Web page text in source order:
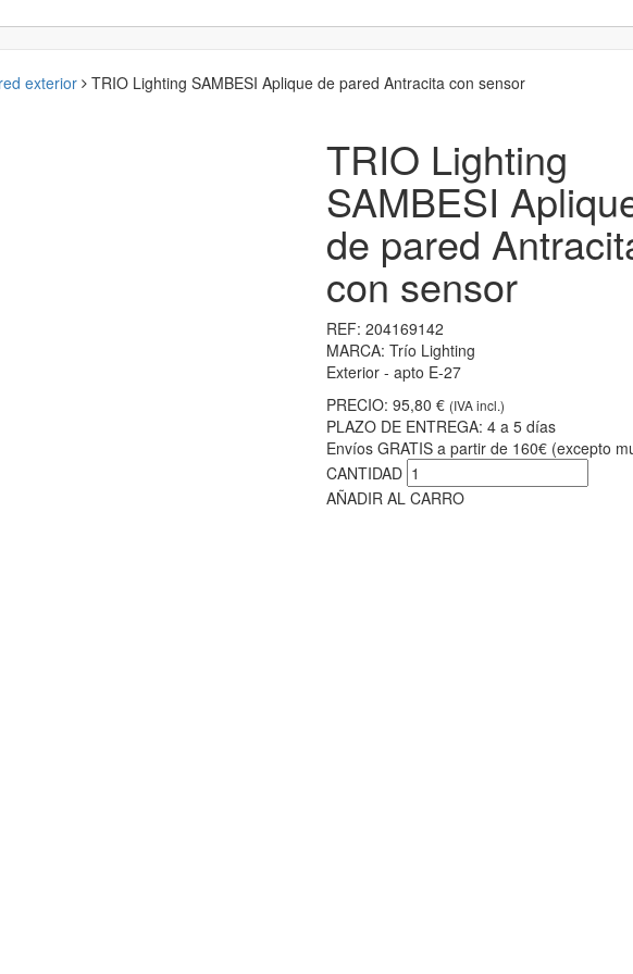
exterior TRIO Lighting SAMBESI Aplique de pared Antracita con sensor
TRIO Lighting
SAMBESI
de pared
con sensor
REF: 204169142
MARCA: Trío Lighting
Exterior - apto E-27
PRECIO: 95,80 € (IVA incl.)
PLAZO DE ENTREGA: 4 a 5 días
Envíos GRATIS a partir de 160€ (excepto
CANTIDAD
AÑADIR AL CARRO